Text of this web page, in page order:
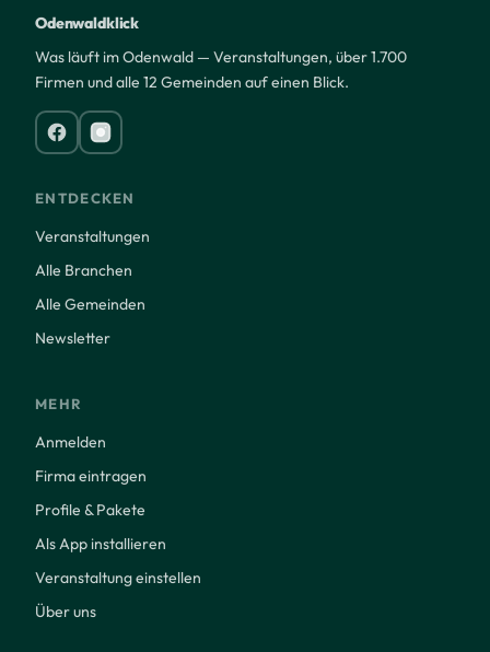
Odenwaldklick
Was läuft im Odenwald — Veranstaltungen, über 1.700
Firmen und alle 12 Gemeinden auf einen Blick.
ENTDECKEN
Veranstaltungen
Alle Branchen
Alle Gemeinden
Newsletter
MEHR
Anmelden
Firma eintragen
Profile & Pakete
Als App installieren
Veranstaltung einstellen
Über uns